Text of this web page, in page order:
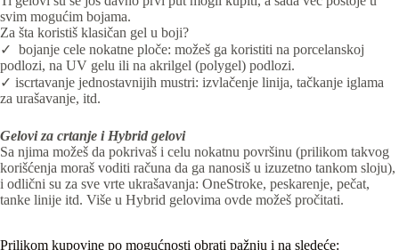
svim mogućim bojama.
Za šta koristiš klasičan gel u boji?
✓ bojanje cele nokatne ploče: možeš ga koristiti na porcelanskoj
podlozi, na UV gelu ili na akrilgel (polygel) podlozi.
✓ iscrtavanje jednostavnijih mustri: izvlačenje linija, tačkanje iglama
za urašavanje, itd.
Gelovi za crtanje i Hybrid gelovi
Sa njima možeš da pokrivaš i celu nokatnu površinu (prilikom takvog
korišćenja moraš voditi računa da ga nanosiš u izuzetno tankom sloju),
i odlični su za sve vrte ukrašavanja: OneStroke, peskarenje, pečat,
tanke linije itd. Više u Hybrid gelovima ovde možeš pročitati.
Prilikom kupovine po mogućnosti obrati pažnju i na sledeće: